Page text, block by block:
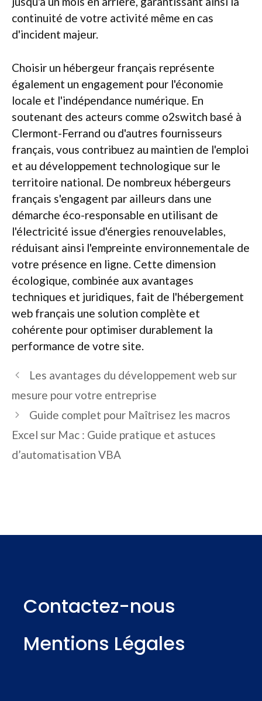
continuité de votre activité même en cas
d'incident majeur.
Choisir un hébergeur français représente
également un engagement pour l'économie
locale et l'indépendance numérique. En
soutenant des acteurs comme o2switch basé à
Clermont-Ferrand ou d'autres fournisseurs
français, vous contribuez au maintien de l'emploi
et au développement technologique sur le
territoire national. De nombreux hébergeurs
français s'engagent par ailleurs dans une
démarche éco-responsable en utilisant de
l'électricité issue d'énergies renouvelables,
réduisant ainsi l'empreinte environnementale de
votre présence en ligne. Cette dimension
écologique, combinée aux avantages
techniques et juridiques, fait de l'hébergement
web français une solution complète et
cohérente pour optimiser durablement la
performance de votre site.
Les avantages du développement web sur
mesure pour votre entreprise
Guide complet pour Maîtrisez les macros
Excel sur Mac : Guide pratique et astuces
d’automatisation VBA
Contactez-nous
Mentions Légales